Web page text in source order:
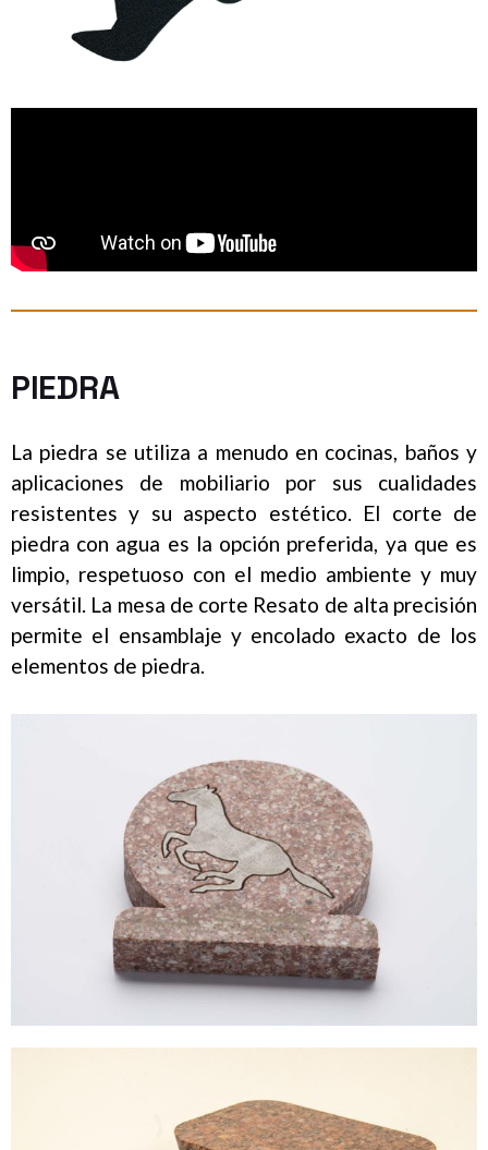
PIEDRA
La piedra se utiliza a menudo en cocinas, baños y
aplicaciones de mobiliario por sus cualidades
resistentes y su aspecto estético. El corte de
piedra con agua es la opción preferida, ya que es
limpio, respetuoso con el medio ambiente y muy
versátil. La mesa de corte Resato de alta precisión
permite el ensamblaje y encolado exacto de los
elementos de piedra.